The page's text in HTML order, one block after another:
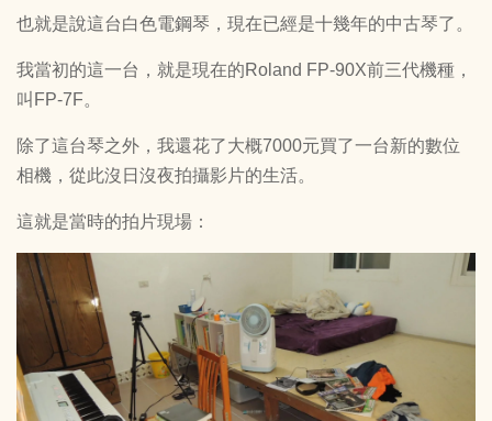
也就是說這台白色電鋼琴，現在已經是十幾年的中古琴了。
我當初的這一台，就是現在的Roland FP-90X前三代機種，
叫FP-7F。
除了這台琴之外，我還花了大概7000元買了一台新的數位
相機，從此沒日沒夜拍攝影片的生活。
這就是當時的拍片現場：